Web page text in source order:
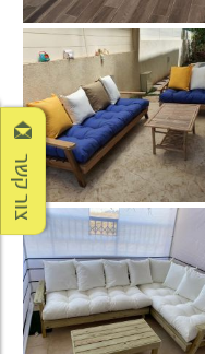
צור קשר